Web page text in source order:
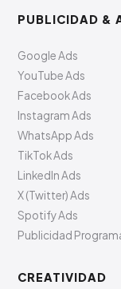
PUBLICIDAD &
Google Ads
YouTube Ads
Facebook Ads
Instagram Ads
WhatsApp Ads
TikTok Ads
LinkedIn Ads
X (Twitter) Ads
Spotify Ads
Publicidad
CREATIVIDAD